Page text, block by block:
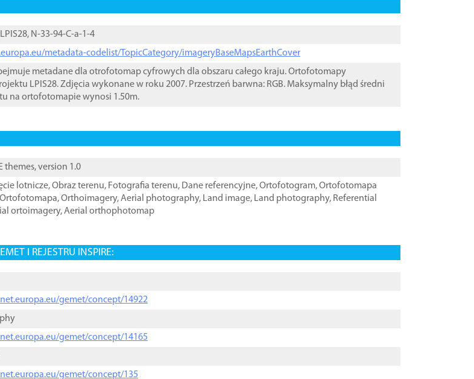
N-33-94-C-a-1-4
metadata-codelist/TopicCategory/imageryBaseMapsEarthCover
metadane dla otrofotomap cyfrowych dla obszaru całego kraju. Ortofotomapy
LPIS28. Zdjęcia wykonane w roku 2007. Przestrzeń barwna: RGB. Maksymalny błąd średni
na ortofotomapie wynosi 1.50m.
themes, version 1.0
lotnicze,Obraz terenu, Fotografia terenu, Dane referencyjne,Ortofotogram,Ortofotomapa
Ortofotomapa,Orthoimagery,Aerial photography, Land image, Land photography, Referential
ortoimagery,Aerial orthophotomap
I REJESTRU INSPIRE:
gemet/concept/14922
gemet/concept/14165
gemet/concept/135